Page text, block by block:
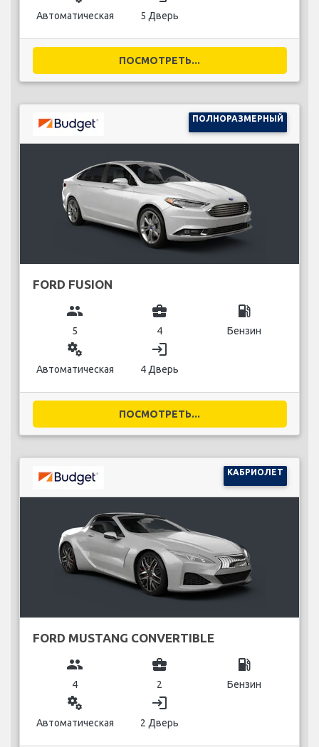
Автоматическая 5 Дверь
ПОСМОТРЕТЬ...
ПОЛНОРАЗМЕРНЫЙ
FORD FUSION
group
5
business_center
4
local_gas_station
Бензин
miscellaneous_services
Автоматическая
login
4 Дверь
ПОСМОТРЕТЬ...
КАБРИОЛЕТ
FORD MUSTANG CONVERTIBLE
group
4
business_center
2
local_gas_station
Бензин
miscellaneous_services
Автоматическая
login
2 Дверь